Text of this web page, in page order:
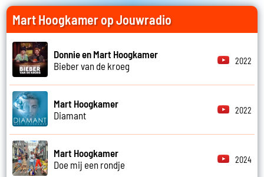
Mart Hoogkamer op Jouwradio
Donnie en Mart Hoogkamer
Bieber van de kroeg
2022
Mart Hoogkamer
Diamant
2022
Mart Hoogkamer
Doe mij een rondje
2024